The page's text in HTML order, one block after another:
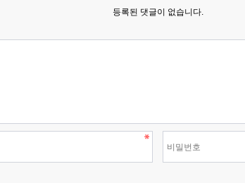
등록된 댓글이 없습니다.